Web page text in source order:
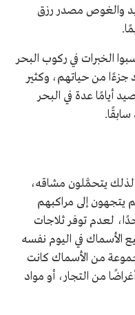
والغوص مصدر رزق
الخبرات في ركوب البحر
جزءًا من حياتهم، وكثير
أيامًا عدة في البحر
لذلك يتحمَّلون مشاقه،
يتجهون إلى مراكبهم
لعدم توفر ثلاجات
الأسماك في اليوم نفسه
من الأسماك كانت
من التجار، أو مواد